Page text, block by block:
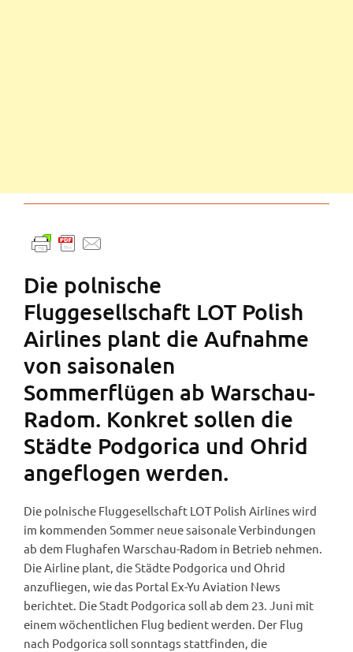
Die polnische
Fluggesellschaft LOT Polish
Airlines plant die Aufnahme
von saisonalen
Sommerflügen ab Warschau-
Radom. Konkret sollen die
Städte Podgorica und Ohrid
angeflogen werden.
Die polnische Fluggesellschaft LOT Polish Airlines wird
im kommenden Sommer neue saisonale Verbindungen
ab dem Flughafen Warschau-Radom in Betrieb nehmen.
Die Airline plant, die Städte Podgorica und Ohrid
anzufliegen, wie das Portal Ex-Yu Aviation News
berichtet. Die Stadt Podgorica soll ab dem 23. Juni mit
einem wöchentlichen Flug bedient werden. Der Flug
nach Podgorica soll sonntags stattfinden, die